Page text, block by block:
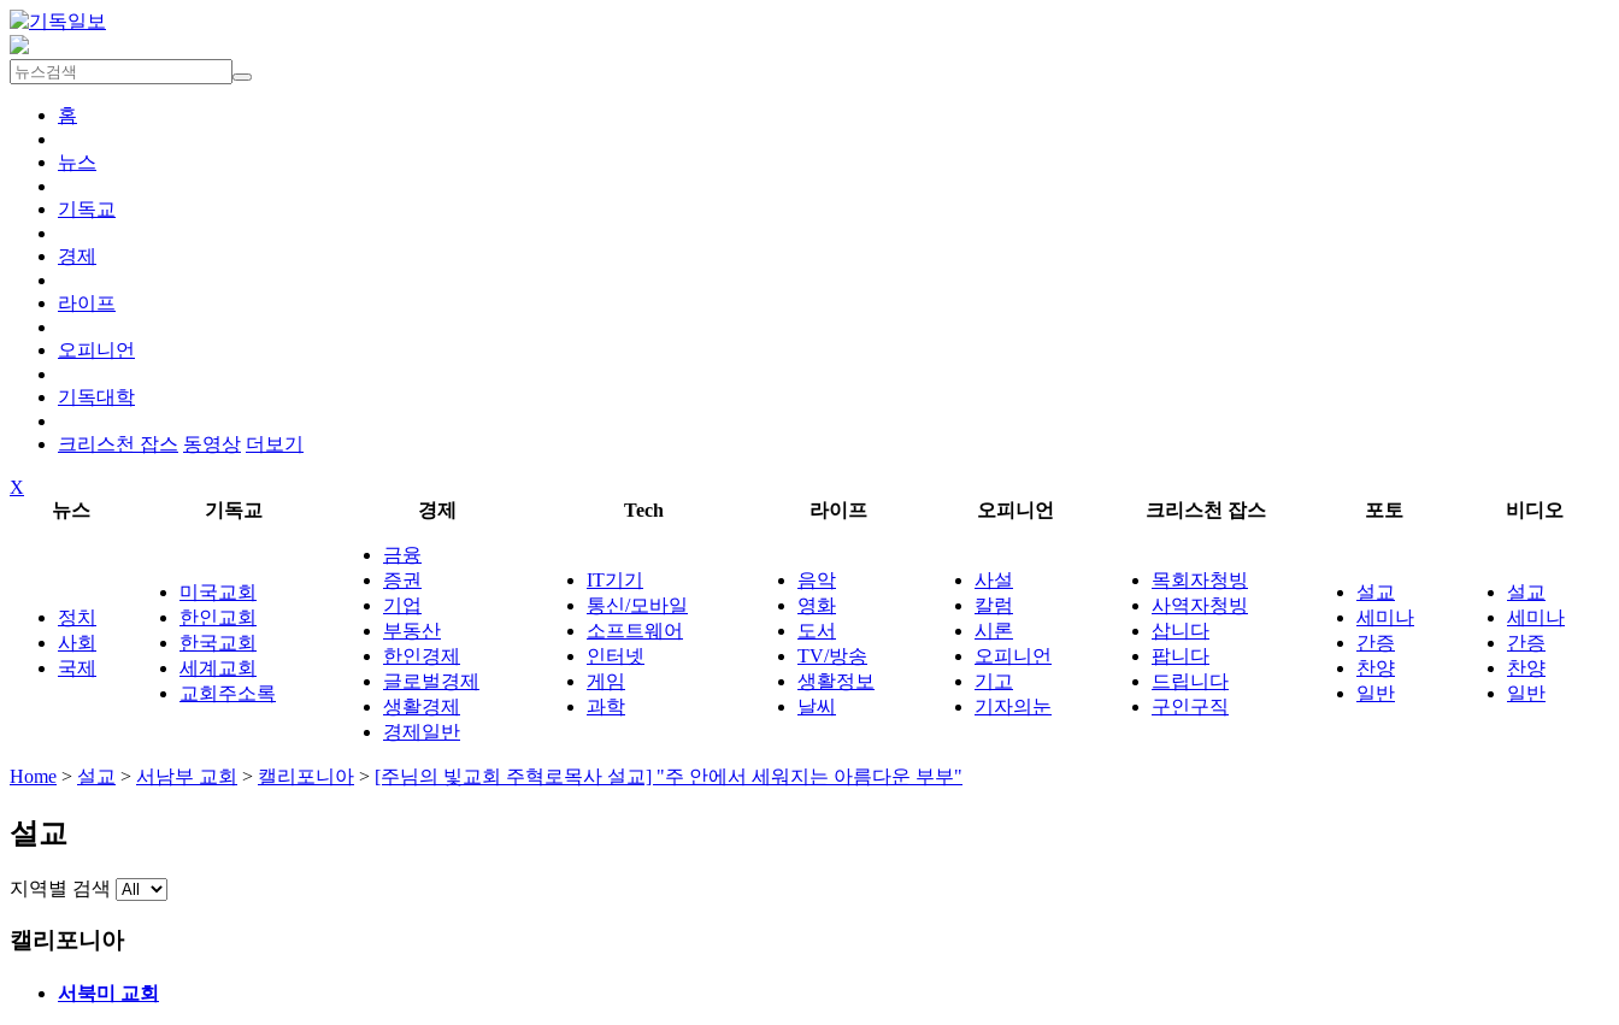
홈
뉴스
기독교
경제
라이프
오피니언
기독대학
크리스천 잡스 동영상 더보기
X
뉴스
기독교 경제 Tech 라이프 오피니언 크리스천 잡스 포토 비디오
정치
사회
국제
미국교회
한인교회
한국교회
세계교회
교회주소록
금융
증권
기업
부동산
한인경제
글로벌경제
생활경제
경제일반
IT기기
통신/모바일
소프트웨어
인터넷
게임
과학
음악
영화
도서
TV/방송
생활정보
날씨
사설
칼럼
시론
오피니언
기고
기자의눈
목회자청빙
사역자청빙
삽니다
팝니다
드립니다
구인구직
설교
세미나
간증
찬양
일반
설교
세미나
간증
찬양
일반
Home > 설교 > 서남부 교회 > 캘리포니아 > [주님의 빛교회 주혁로목사 설교] "주 안에서 세워지는 아름다운 부부"
설교
지역별 검색
캘리포니아
서북미 교회